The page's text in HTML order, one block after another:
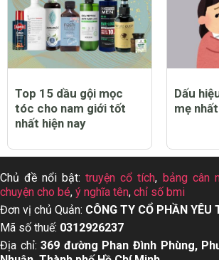
Top 15 dầu gội mọc
tóc cho nam giới tốt
nhất hiện nay
Dấu
mẹ
Chủ đề nổi bật:truyện cổ tích, bảng cân
chuyện cho bé, ý nghĩa tên, chỉ số bmi
Đơn vị chủ Quản: CÔNG TY CỔ PHẦN YÊU
Mã số thuế: 0312926237
Địa chỉ:369 đường Phan Đình Phùng,